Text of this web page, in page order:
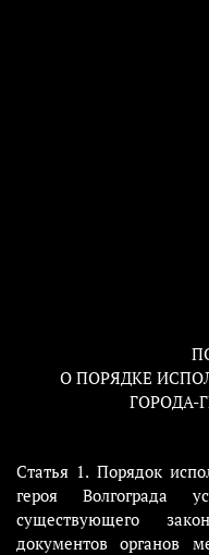
О ПОРЯДКЕ
ГОРОДА-
Статья 1. Порядок
героя Волгограда
существующего
документов органов